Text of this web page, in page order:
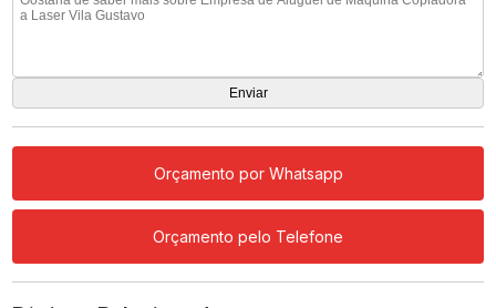
Orçamento por Whatsapp
Orçamento pelo Telefone